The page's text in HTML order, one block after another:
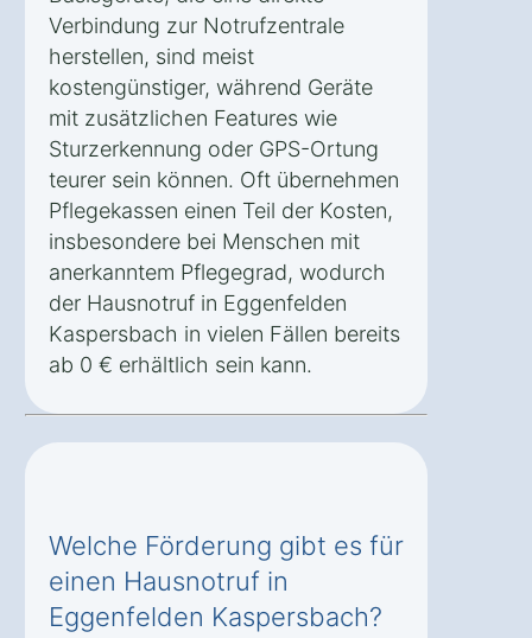
Verbindung zur Notrufzentrale
herstellen, sind meist
kostengünstiger, während Geräte
mit zusätzlichen Features wie
Sturzerkennung oder GPS-Ortung
teurer sein können. Oft übernehmen
Pflegekassen einen Teil der Kosten,
insbesondere bei Menschen mit
anerkanntem Pflegegrad, wodurch
der Hausnotruf in Eggenfelden
Kaspersbach in vielen Fällen bereits
ab 0 € erhältlich sein kann.
Welche Förderung gibt es für
einen Hausnotruf in
Eggenfelden Kaspersbach?